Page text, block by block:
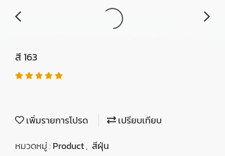
สี 163
เพิ่มรายการโปรด
เปรียบเทียบ
หมวดหมู่ :Product, สีฝุ่น